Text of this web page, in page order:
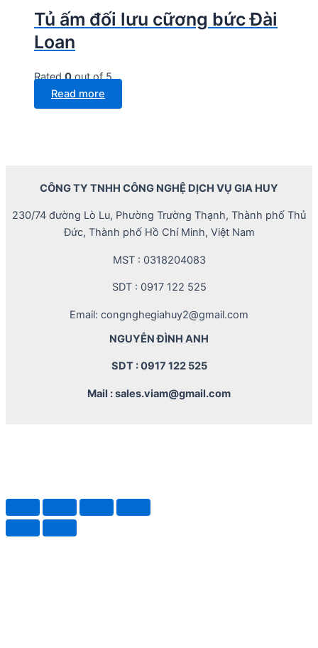
Tủ ấm đối lưu cữơng bức Đài
Loan
Rated0out of 5
Read more
CÔNG TY TNHH CÔNG NGHỆ DỊCH VỤ GIA HUY
230/74 đường Lò Lu, Phường Trường Thạnh, Thành phố Thủ
Đức, Thành phố Hồ Chí Minh, Việt Nam
MST : 0318204083
SDT : 0917 122 525
Email: congnghegiahuy2@gmail.com
NGUYỄN ĐÌNH ANH
SDT : 0917 122 525
Mail : sales.viam@gmail.com